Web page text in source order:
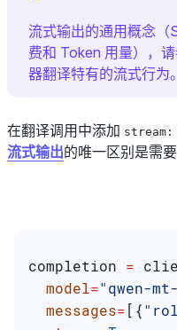
流式输出的通用概念（
费和 Token 用量），
器翻译特有的流式行为。
在翻译调用中添加
流式输出的唯一区别是需
completion =
  model
="qwen-
  messages
= [{